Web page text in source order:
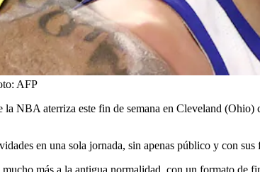
AFP
NBA aterriza este fin de semana en Cleveland
en una sola jornada, sin apenas público y con sus
más a la antigua normalidad, con un formato de